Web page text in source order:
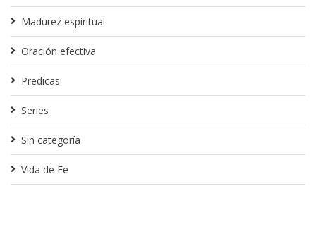
Madurez espiritual
Oración efectiva
Predicas
Series
Sin categoría
Vida de Fe